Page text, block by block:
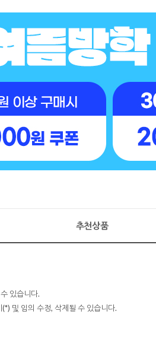
추천상품
있습니다.
및 임의 수정, 삭제될 수 있습니다.